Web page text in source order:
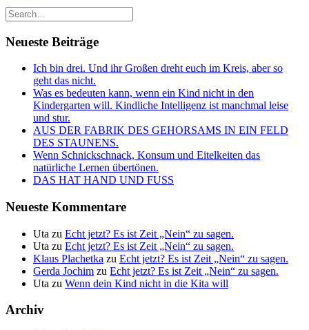
Neueste Beiträge
Ich bin drei. Und ihr Großen dreht euch im Kreis, aber so
geht das nicht.
Was es bedeuten kann, wenn ein Kind nicht in den
Kindergarten will. Kindliche Intelligenz ist manchmal leise
und stur.
AUS DER FABRIK DES GEHORSAMS IN EIN FELD
DES STAUNENS.
Wenn Schnickschnack, Konsum und Eitelkeiten das
natürliche Lernen übertönen.
DAS HAT HAND UND FUSS
Neueste Kommentare
Uta zu Echt jetzt? Es ist Zeit „Nein“ zu sagen.
Uta zu Echt jetzt? Es ist Zeit „Nein“ zu sagen.
Klaus Plachetka zu Echt jetzt? Es ist Zeit „Nein“ zu sagen.
Gerda Jochim zu Echt jetzt? Es ist Zeit „Nein“ zu sagen.
Uta zu Wenn dein Kind nicht in die Kita will
Archiv